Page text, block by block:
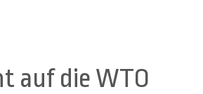
auf die WTO